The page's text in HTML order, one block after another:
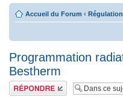
Accueil du Forum ‹
Programmation
Bestherm
Répondre